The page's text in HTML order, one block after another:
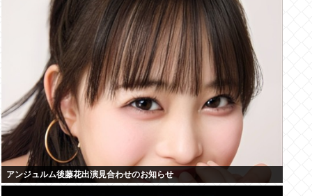
アンジュルム後藤花出演見合わせのお知らせ